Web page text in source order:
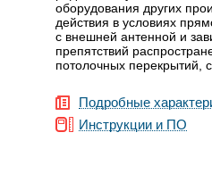
оборудования других
действия в условиях
с внешней антенной и
препятствий
потолочных перекрытий,
Подробные
Инструкции и ПО